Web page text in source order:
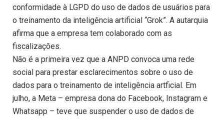
conformidade à LGPD do uso de dados de usuários para
o treinamento da inteligência artificial “Grok”. A autarquia
afirma que a empresa tem colaborado com as
fiscalizações.
Não é a primeira vez que a ANPD convoca uma rede
social para prestar esclarecimentos sobre o uso de
dados para o treinamento de inteligência artficial. Em
julho, a Meta – empresa dona do Facebook, Instagram e
Whatsapp – teve que suspender o uso de dados de